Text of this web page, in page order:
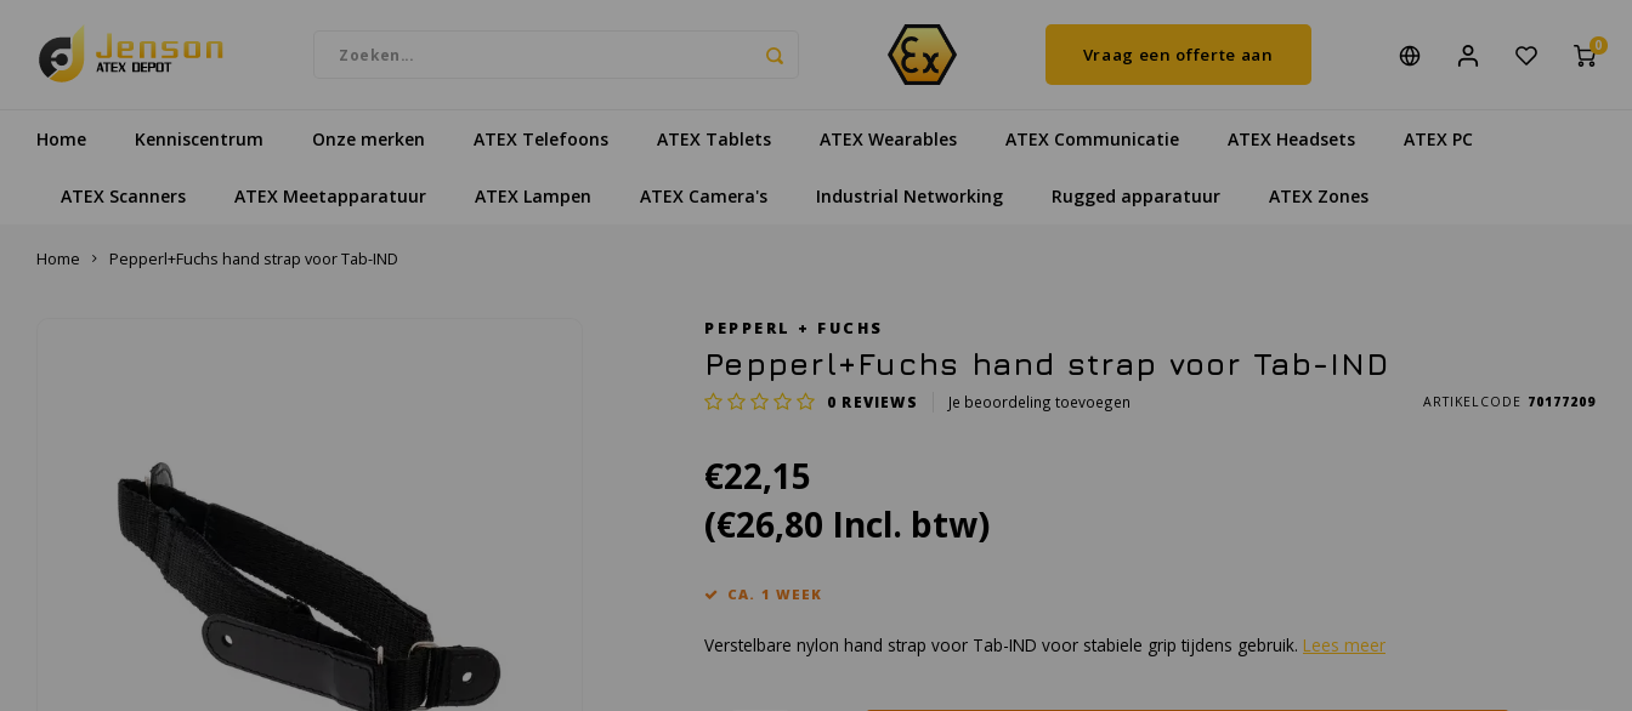
Vraag een offerte aan 0
Home Kenniscentrum Onze merken ATEX Telefoons ATEX Tablets ATEX Wearables ATEX Communicatie ATEX Headsets ATEX PC
ATEX Scanners ATEX Meetapparatuur ATEX Lampen ATEX Camera's Industrial Networking Rugged apparatuur ATEX Zones
Home Pepperl+Fuchs hand strap voor Tab-IND
PEPPERL + FUCHS
Pepperl+Fuchs hand strap voor Tab-IND
0 REVIEWS Je beoordeling toevoegen ARTIKELCODE 70177209
€22,15
(€26,80 Incl. btw)
CA. 1 WEEK
Verstelbare nylon hand strap voor Tab-IND voor stabiele grip tijdens gebruik. Lees meer